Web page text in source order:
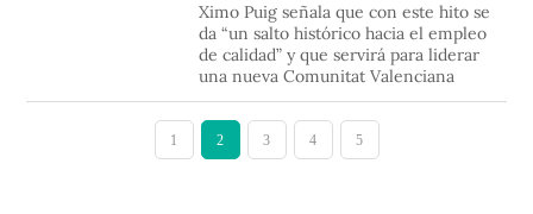
Ximo Puig señala que con este hito se
da “un salto histórico hacia el empleo
de calidad” y que servirá para liderar
una nueva Comunitat Valenciana
1 2 3 4 5